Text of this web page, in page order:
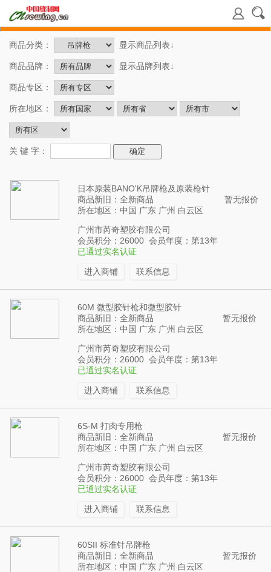
商品分类： 显示商品列表↓
商品品牌： 显示品牌列表↓
商品专区：
所在地区：
关 键 字：
日本原装BANO'K吊牌枪及原装枪针
商品新旧：全新商品
所在地区：中国 广东 广州 白云区
暂无报价
广州市芮奇塑胶有限公司
会员积分：26000 会员年度：第13年
已通过实名认证
进入商铺 联系信息
60M 微型胶针枪和微型胶针
商品新旧：全新商品
所在地区：中国 广东 广州 白云区
暂无报价
广州市芮奇塑胶有限公司
会员积分：26000 会员年度：第13年
已通过实名认证
进入商铺 联系信息
6S-M 打肉专用枪
商品新旧：全新商品
所在地区：中国 广东 广州 白云区
暂无报价
广州市芮奇塑胶有限公司
会员积分：26000 会员年度：第13年
已通过实名认证
进入商铺 联系信息
60SII 标准针吊牌枪
商品新旧：全新商品
所在地区：中国 广东 广州 白云区
暂无报价